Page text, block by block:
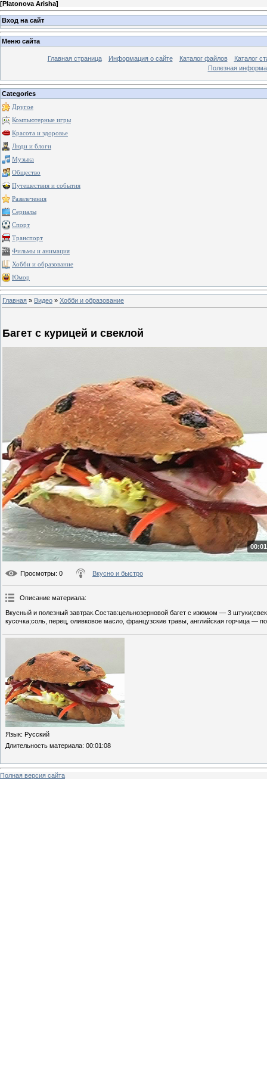
[Platonova Arisha]
Вход на сайт
Меню сайта
Главная страница Информация о сайте Каталог файлов
Каталог
Полезная
Categories
Другое
Компьютерные игры
Красота и здоровье
Люди и блоги
Музыка
Общество
Путешествия и события
Развлечения
Сериалы
Спорт
Транспорт
Фильмы и анимация
Хобби и образование
Юмор
Главная » Видео » Хобби и образование
Багет с курицей и свеклой
Просмотры: 0 Вкусно и быстро
Описание материала:
Вкусный и полезный завтрак.Состав:цельнозерновой багет с изюмом — 3
кусочка;соль, перец, оливковое масло, французские травы, английская горчица —
Язык: Русский
Длительность материала: 00:01:08
Полная версия сайта